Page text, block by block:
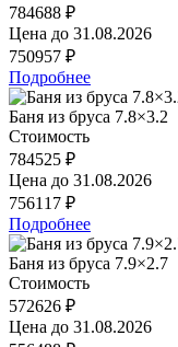
784688 ₽
Цена до 31.08.2026
750957 ₽
Подробнее
Баня из бруса 7.8×3.2
Стоимость
784525 ₽
Цена до 31.08.2026
756117 ₽
Подробнее
Баня из бруса 7.9×2.7
Стоимость
572626 ₽
Цена до 31.08.2026